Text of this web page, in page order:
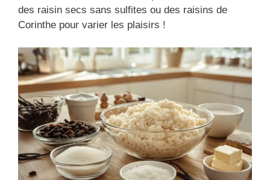
des raisin secs sans sulfites ou des raisins de
Corinthe pour varier les plaisirs !